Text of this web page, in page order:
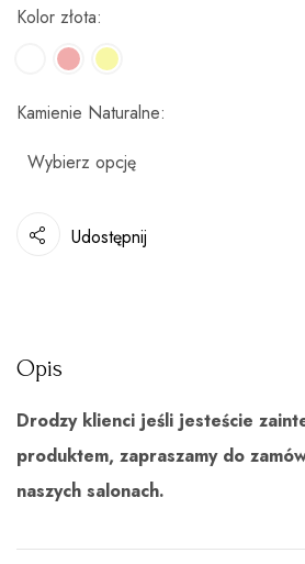
Kolor złota
Kamienie Naturalne
Udostępnij
Opis
Drodzy klienci jeśli jesteście
produktem, zapraszamy do
naszych salonach.